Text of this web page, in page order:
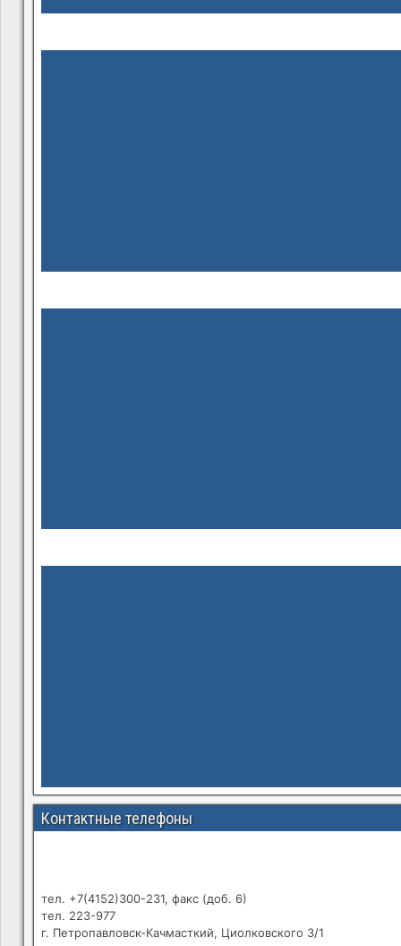
Контактные телефоны
тел. +7(4152)300-231, факс (доб. 6)
тел. 223-977
г. Петропавловск-Качмасткий, Циолковского 3/1